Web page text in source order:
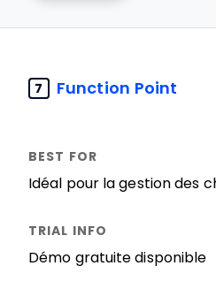
7 Function Point
Idéal pour la gestion des
Démo gratuite disponible